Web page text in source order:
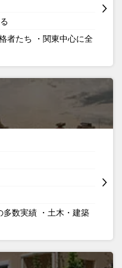
者たち ・関東中心に全
多数実績 ・土木・建築